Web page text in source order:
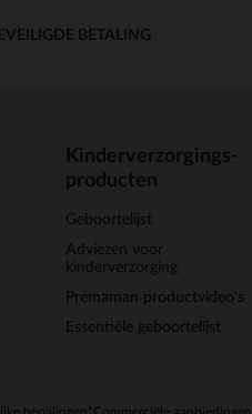
BETALING
Kinderverzorgings-
producten
Geboortelijst
Adviezen voor
kinderverzorging
Prémaman productvideo's
Essentiële geboortelijst